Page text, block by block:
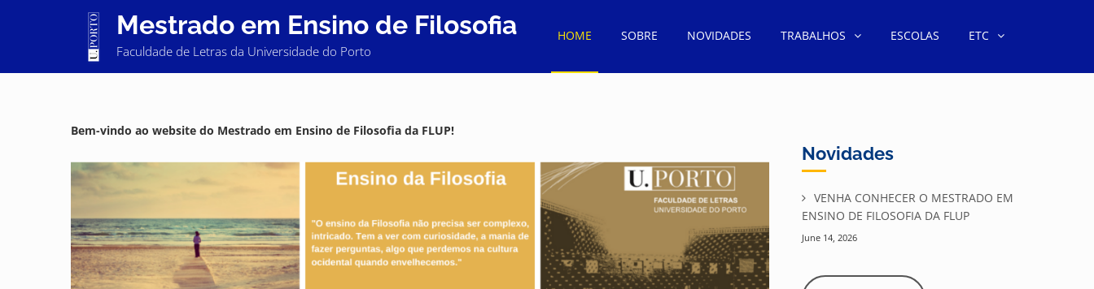
Mestrado em Ensino de Filosofia
Faculdade de Letras da Universidade do Porto
HOME SOBRE NOVIDADES TRABALHOS ESCOLAS ETC
Bem-vindo ao website do Mestrado em Ensino de Filosofia da FLUP!
Novidades
VENHA CONHECER O MESTRADO EM
ENSINO DE FILOSOFIA DA FLUP
June 14, 2026